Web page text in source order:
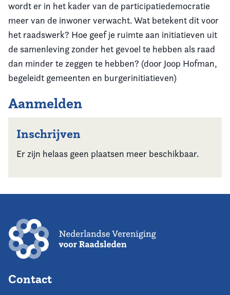
wordt er in het kader van de participatiedemocratie
meer van de inwoner verwacht. Wat betekent dit voor
het raadswerk? Hoe geef je ruimte aan initiatieven uit
de samenleving zonder het gevoel te hebben als raad
dan minder te zeggen te hebben? (door Joop Hofman,
begeleidt gemeenten en burgerinitiatieven)
Aanmelden
Inschrijven
Er zijn helaas geen plaatsen meer beschikbaar.
Contact